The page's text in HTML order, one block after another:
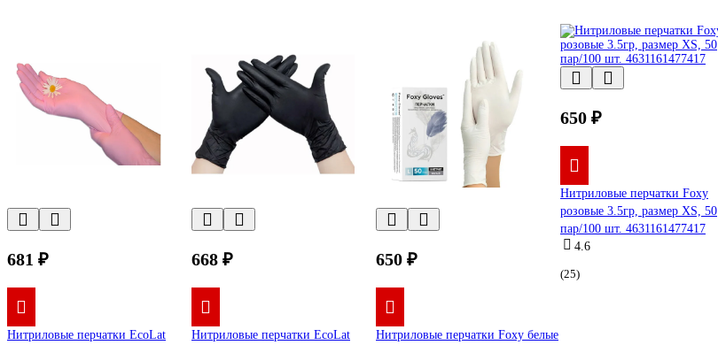
681 ₽
Нитриловые перчатки EcoLat
668 ₽
Нитриловые перчатки EcoLat
650 ₽
Нитриловые перчатки Foxy белые
650 ₽
Нитриловые перчатки Foxy
розовые 3.5гр, размер ХS, 50
пар/100 шт. 4631161477417
4.6
(25)